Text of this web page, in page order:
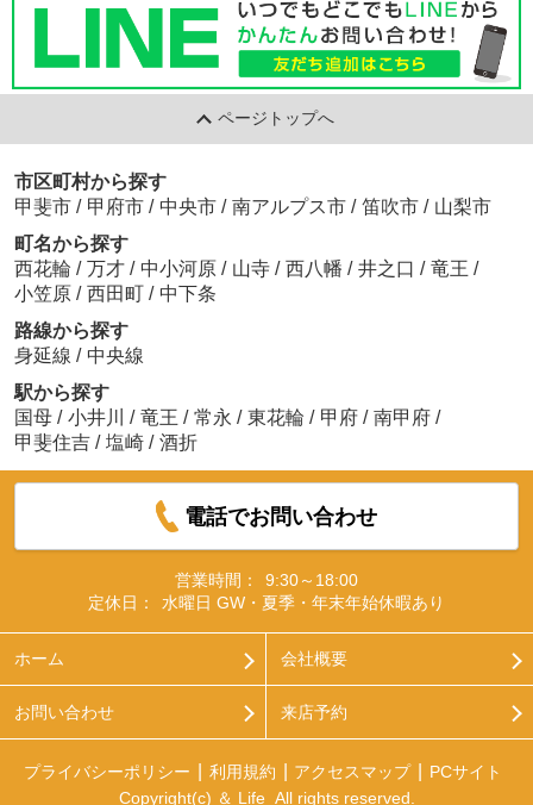
ページトップへ
市区町村から探す
甲斐市 / 甲府市 / 中央市 / 南アルプス市 / 笛吹市 / 山梨市
町名から探す
西花輪 / 万才 / 中小河原 / 山寺 / 西八幡 / 井之口 / 竜王 /
小笠原 / 西田町 / 中下条
路線から探す
身延線 / 中央線
駅から探す
国母 / 小井川 / 竜王 / 常永 / 東花輪 / 甲府 / 南甲府 /
甲斐住吉 / 塩崎 / 酒折
電話でお問い合わせ
営業時間：
9:30～18:00
定休日：
水曜日 GW・夏季・年末年始休暇あり
ホーム 会社概要
お問い合わせ 来店予約
プライバシーポリシー 利用規約 アクセスマップ
PCサイト
Copyright(c) ＆ Life All rights reserved.